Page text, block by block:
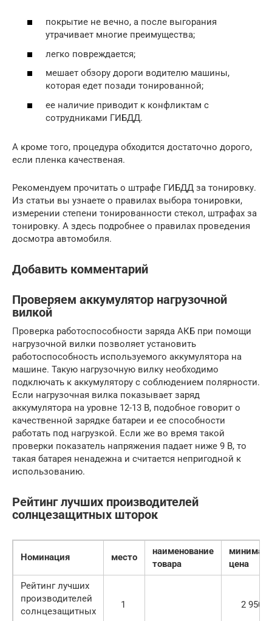
покрытие не вечно, а после выгорания
утрачивает многие преимущества;
легко повреждается;
мешает обзору дороги водителю машины,
которая едет позади тонированной;
ее наличие приводит к конфликтам с
сотрудниками ГИБДД.
А кроме того, процедура обходится достаточно дорого,
если пленка качественая.
Рекомендуем прочитать о штрафе ГИБДД за тонировку.
Из статьи вы узнаете о правилах выбора тонировки,
измерении степени тонированности стекол, штрафах за
тонировку. А здесь подробнее о правилах проведения
досмотра автомобиля.
Добавить комментарий
Проверяем аккумулятор нагрузочной
вилкой
Проверка работоспособности заряда АКБ при помощи
нагрузочной вилки позволяет установить
работоспособность используемого аккумулятора на
машине. Такую нагрузочную вилку необходимо
подключать к аккумулятору с соблюдением полярности.
Если нагрузочная вилка показывает заряд
аккумулятора на уровне 12-13 В, подобное говорит о
качественной зарядке батареи и ее способности
работать под нагрузкой. Если же во время такой
проверки показатель напряжения падает ниже 9 В, то
такая батарея ненадежна и считается непригодной к
использованию.
Рейтинг лучших производителей
солнцезащитных шторок
Номинация место
наименование
товара
цена
Рейтинг лучших
производителей
солнцезащитных
1 2 950 ₽